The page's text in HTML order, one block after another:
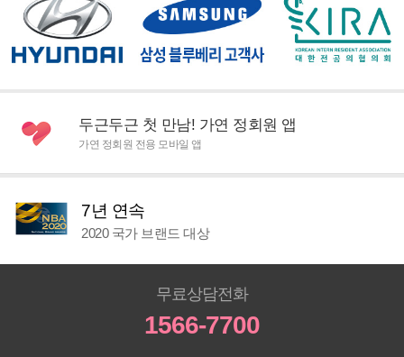
두근두근 첫 만남! 가연 정회원 앱
가연 정회원 전용 모바일 앱
7년 연속
2020 국가 브랜드 대상
무료상담전화
1566-7700